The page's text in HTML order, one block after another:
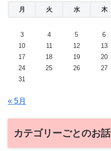
月 火 水 木
3
4 5 6
10
11 12 13
17
18 19 20
24
25 26 27
31
« 5月
カテゴリーごとのお話